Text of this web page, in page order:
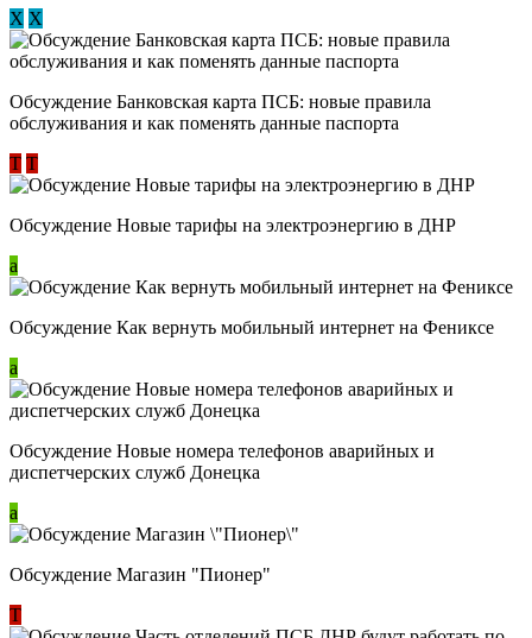
Х Х
Обсуждение ​Банковская карта ПСБ: новые правила
обслуживания и как поменять данные паспорта
Т Т
Обсуждение Новые тарифы на электроэнергию в ДНР
a
Обсуждение Как вернуть мобильный интернет на Фениксе
a
Обсуждение Новые номера телефонов аварийных и
диспетчерских служб Донецка
a
Обсуждение Магазин "Пионер"
Т